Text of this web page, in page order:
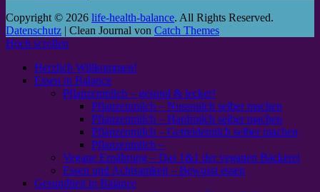
Copyright © 2026 life-health-balance. All Rights Reserved.
Datenschutz | Clean Journal von Catch Themes
Hoch scrollen
Herzlich Willkommen!
Essen in Balance
Pflanzenmilch – gesund & lecker!
Pflanzenmilch – Nussmilch selber machen
Pflanzenmilch – Hanfmilch selber machen
Pflanzenmilch – Getreidemilch selber machen
Pflanzenmilch –
Vegane Ernährung – Das 1&1 der veganen Bäckerei
Essen und Achtsamkeit – Bewusst essen
Gesundheit in Balance